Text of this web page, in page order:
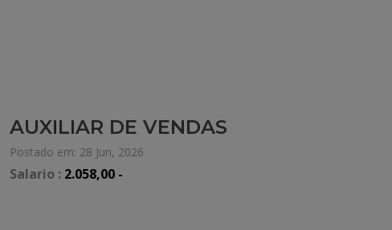
AUXILIAR DE VENDAS
Postado em: 28 Jun, 2026
Salario : 2.058,00 -